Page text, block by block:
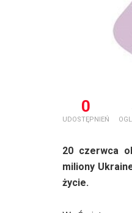
0
UDOSTĘPNIEŃ
20 czerwca
miliony
życie.